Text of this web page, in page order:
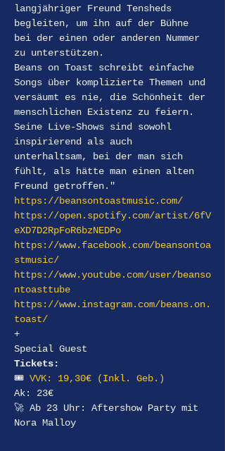
langjähriger Freund Tensheds
begleiten, um ihn auf der Bühne
bei der einen oder anderen Nummer
zu unterstützen.
Beans on Toast schreibt einfache
Songs über komplizierte Themen und
versäumt es nie, die Schönheit der
menschlichen Existenz zu feiern.
Seine Live-Shows sind sowohl
inspirierend als auch
unterhaltsam, bei der man sich
fühlt, als hätte man einen alten
Freund getroffen."
https://beansontoastmusic.com/
https://open.spotify.com/artist/6fV
eXD7D2RpFoR6bzNEDPo
https://www.facebook.com/beansontoa
stmusic/
https://www.youtube.com/user/beanso
ntoasttube
https://www.instagram.com/beans.on.
toast/
+
Special Guest
Tickets:
🎟 VVK: 19,30€ (Inkl. Geb.)
Ak: 23€
🚀 Ab 23 Uhr: Aftershow Party mit
Nora Malloy